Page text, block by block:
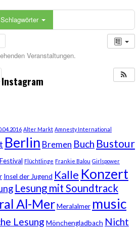
Schlagwörter
Veranstaltungen.
Instagram
Alter Markt Amnesty International
Berlin Bremen Buch Bustour
Festival Flüchtlinge Frankie Balou Girlspower
Insel der Jugend Kalle Konzert
Lesung mit Soundtrack
Al-MerMeralalmer music
Lesung Mönchengladbach Nicht